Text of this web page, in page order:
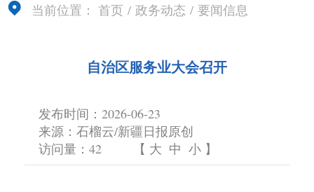
当前位置： 首页 / 政务动态 / 要闻信息
自治区服务业大会召开
发布时间：2026-06-23
来源：石榴云/新疆日报原创
访问量： 42 【 大 中 小 】